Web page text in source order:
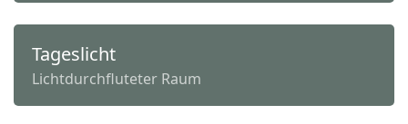
Tageslicht
Lichtdurchfluteter Raum